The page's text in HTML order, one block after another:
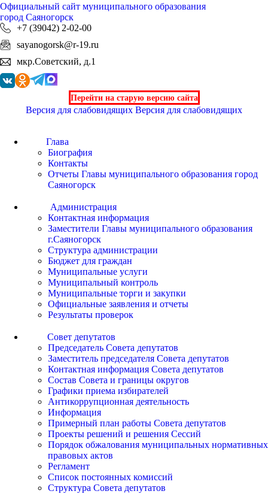
Официальный сайт муниципального образования
город Саяногорск
+7 (39042) 2-02-00
sayanogorsk@r-19.ru
мкр.Советский, д.1
Перейти на старую версию сайта
Версия для слабовидящих Версия для слабовидящих
Глава
Биография
Контакты
Отчеты Главы муниципального образования город
Саяногорск
Администрация
Контактная информация
Заместители Главы муниципального образования
г.Саяногорск
Структура администрации
Бюджет для граждан
Муниципальные услуги
Муниципальный контроль
Муниципальные торги и закупки
Официальные заявления и отчеты
Результаты проверок
Совет депутатов
Председатель Совета депутатов
Заместитель председателя Совета депутатов
Контактная информация Совета депутатов
Состав Совета и границы округов
Графики приема избирателей
Антикоррупционная деятельность
Информация
Примерный план работы Совета депутатов
Проекты решений и решения Сессий
Порядок обжалования муниципальных нормативных
правовых актов
Регламент
Список постоянных комиссий
Структура Совета депутатов